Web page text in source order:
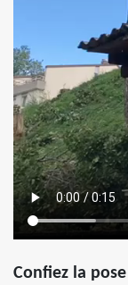
Confiez la